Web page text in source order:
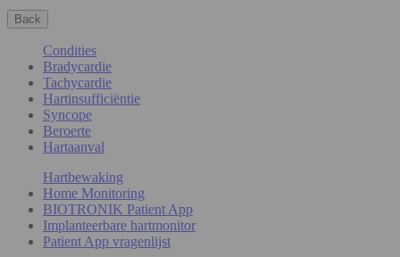
Back
Condities
Bradycardie
Tachycardie
Hartinsufficiëntie
Syncope
Beroerte
Hartaanval
Hartbewaking
Home Monitoring
BIOTRONIK Patient App
Implanteerbare hartmonitor
Patient App vragenlijst